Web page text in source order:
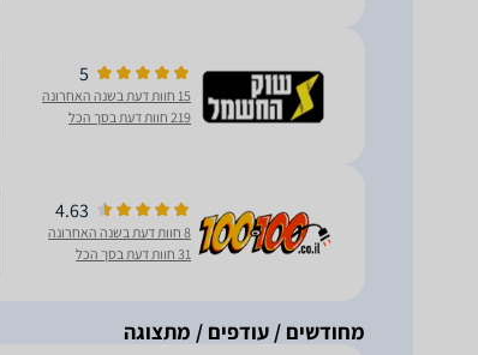
5
15 חוות דעת בשנה האחרונה
219 חוות דעת בסך הכל
4.63
8 חוות דעת בשנה האחרונה
31 חוות דעת בסך הכל
מחודשים / עודפים / מתצוגה